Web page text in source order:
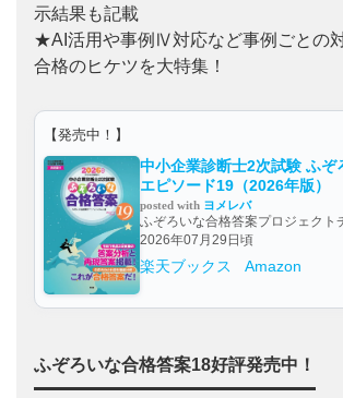
示結果も記載
★AI活用や事例Ⅳ対応など事例ごとの対
合格のヒケツを大特集！
【発売中！】
中小企業診断士2次試験 ふぞ
エピソード19（2026年版）
posted with ヨメレバ
ふぞろいな合格答案プロジェクト
2026年07月29日頃
楽天ブックス Amazon
ふぞろいな合格答案18好評発売中！